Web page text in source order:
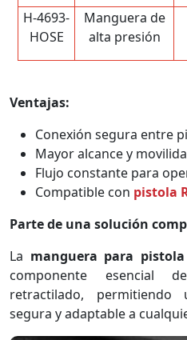
H-4693-
HOSE
Manguera de
alta presión
Ventajas:
Conexión segura entre
Mayor alcance y
Flujo constante para
Compatible con pistola
Parte de una solución
La manguera para
componente esencial
retractilado, permitiendo
segura y adaptable a